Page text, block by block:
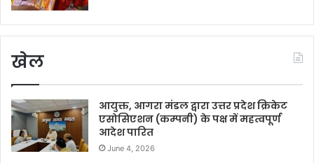
खेल
आयुक्त, आगरा मंडल द्वारा उत्तर प्रदेश क्रिकेट
एसोसिएशन (कम्पनी) के पक्ष में महत्वपूर्ण
आदेश पारित
June 4, 2026